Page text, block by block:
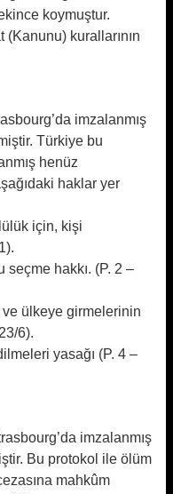
koymuştur.
(Kanunu) kurallarının
imzalanmış
Türkiye bu
henüz
haklar yer
için, kişi
hakkı. (P. 2 –
ve ülkeye girmelerinin
6).
yasağı (P. 4 –
imzalanmış
Bu protokol ile ölüm
mahkûm